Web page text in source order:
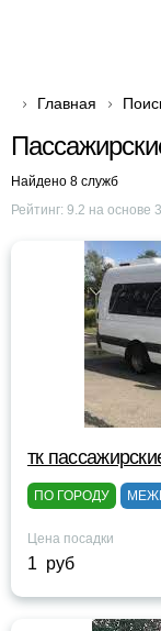
Главная
Найдено 8 служб
Рейтинг: 9.2 на основе
тк
ПО ГОРОДУ
Цена посадки
1 руб